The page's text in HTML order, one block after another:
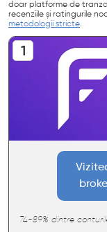
doar platforme de
recenziile și ratingurile
metodologii stricte.
74-89% dintre